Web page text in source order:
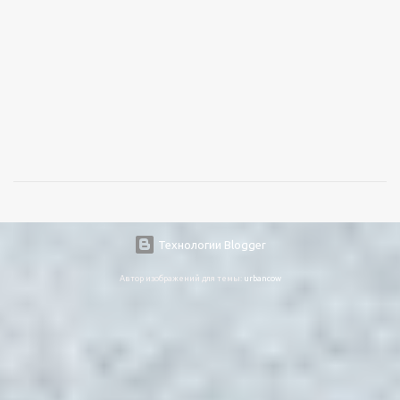
Технологии Blogger
Автор изображений для темы: urbancow